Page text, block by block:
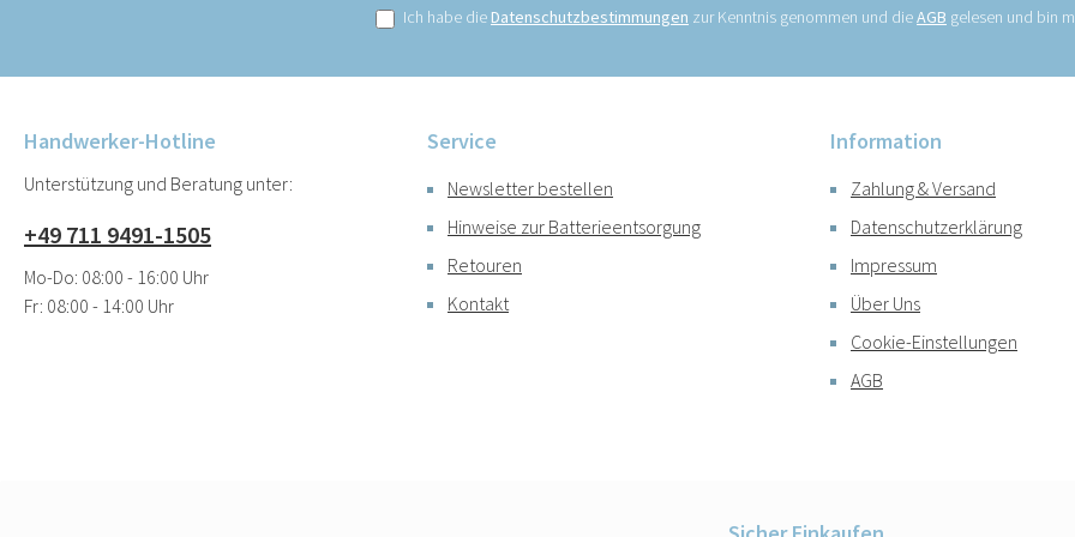
Ich habe die Datenschutzbestimmungen zur Kenntnis genommen und dieAGB gelesen und bin
Handwerker-Hotline
Unterstützung und Beratung unter:
+49 711 9491-1505
Mo-Do: 08:00 - 16:00 Uhr
Fr: 08:00 - 14:00 Uhr
Service
Newsletter bestellen
Hinweise zur Batterieentsorgung
Retouren
Kontakt
Information
Zahlung & Versand
Datenschutzerklärung
Impressum
Über Uns
Cookie-Einstellungen
AGB